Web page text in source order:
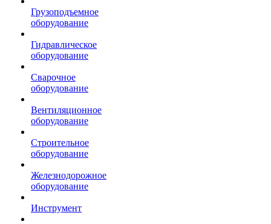
Грузоподъемное
оборудование
Гидравлическое
оборудование
Сварочное
оборудование
Вентиляционное
оборудование
Строительное
оборудование
Железнодорожное
оборудование
Инструмент